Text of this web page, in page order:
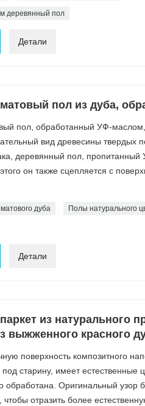
деревянный пол
Детали
пол из дуба,
пол, обработанный УФ-маслом,
вид древесины твердых
деревянный пол,
он также сцепляется с
дуба Полы натурального
Детали
из натурального
выжженного красного
поверхность композитного
старину, имеет естественные
обработана. Оригинальный узор
чтобы отразить более